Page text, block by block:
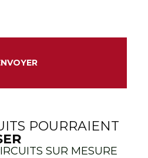
POURRAIENT
SUR MESURE